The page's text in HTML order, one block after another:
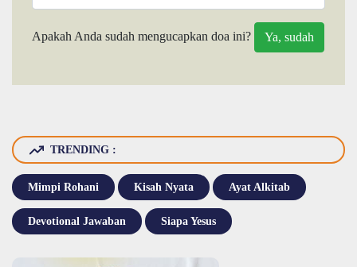
Apakah Anda sudah mengucapkan doa ini?
TRENDING :
Mimpi Rohani Kisah Nyata Ayat Alkitab
Devotional Jawaban Siapa Yesus